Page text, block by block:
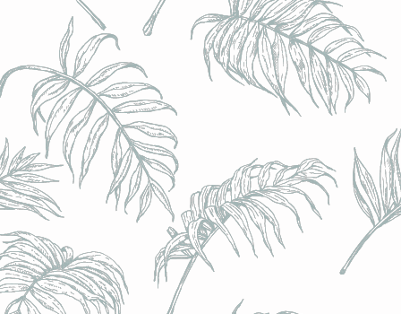
- 0,5% - Canette 33cl
- 0,5% - Canette 33cl